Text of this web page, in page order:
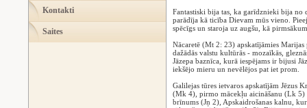
Kontakti
Saites
Fantastiski bija tas, ka garīdznieki bija no
parādīja kā ticība Dievam mūs vieno.
spēcīgs un staroja uz augšu, kā
Nācaretē (Mt 2: 23) apskatījāmies
dažādās valstu kultūrās - mozaīkās,
Jāzepa baznīca, kurā iespējams ir bijusi
iekšējo mieru un nevēlējos pat iet prom.
Galilejas tūres ietvaros apskatījām Jēzus
(Mk 4), pirmo mācekļu aicināšanu (Lk 5)
brīnums (Jņ 2), Apskaidrošanas kalnu,